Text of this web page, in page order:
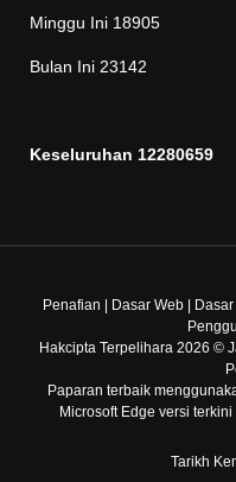
Minggu Ini 18905
Bulan Ini 23142
Keseluruhan 12280659
Penafian Dasar Web|
Hakcipta Terpelihara 2026 ©
Paparan terbaik
Microsoft Edge versi
Tarikh